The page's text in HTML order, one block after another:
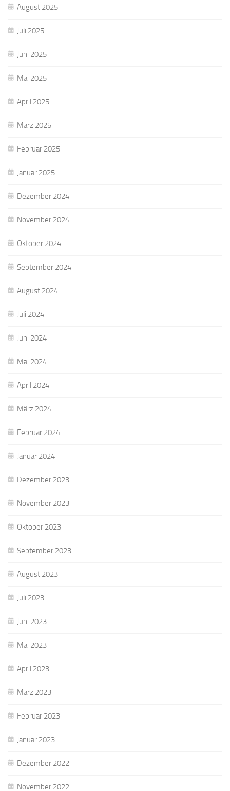
August 2025
Juli 2025
Juni 2025
Mai 2025
April 2025
März 2025
Februar 2025
Januar 2025
Dezember 2024
November 2024
Oktober 2024
September 2024
August 2024
Juli 2024
Juni 2024
Mai 2024
April 2024
März 2024
Februar 2024
Januar 2024
Dezember 2023
November 2023
Oktober 2023
September 2023
August 2023
Juli 2023
Juni 2023
Mai 2023
April 2023
März 2023
Februar 2023
Januar 2023
Dezember 2022
November 2022